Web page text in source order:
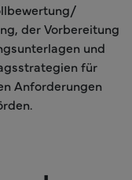
der Vorbereitung
und
für
Anforderungen